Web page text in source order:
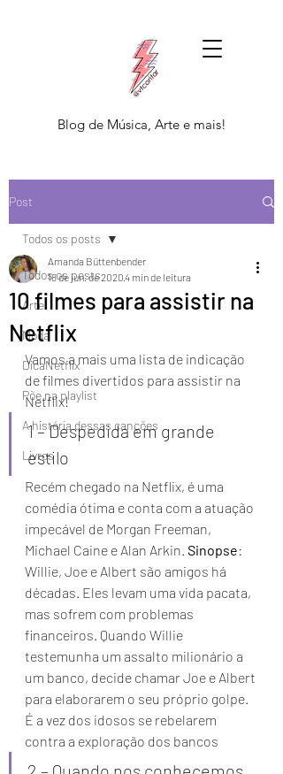
Blog de Música, Arte e mais!
Post
Todos os posts
Arte
Moda
DicaNetflix
Põe na playlist
A história dessas canções
Livros
Todos os posts
10 filmes para assistir na
Netflix
Amanda Büttenbender
18 de jun. de 20204 min de leitura
Vamos a mais uma lista de indicação
de filmes divertidos para assistir na
Netflix!
1 – Despedida em grande
estilo
Recém chegado na Netflix, é uma
comédia ótima e conta com a atuação
impecável de Morgan Freeman,
Michael Caine e Alan Arkin. Sinopse:
Willie, Joe e Albert são amigos há
décadas. Eles levam uma vida pacata,
mas sofrem com problemas
financeiros. Quando Willie
testemunha um assalto milionário a
um banco, decide chamar Joe e Albert
para elaborarem o seu próprio golpe.
É a vez dos idosos se rebelarem
contra a exploração dos bancos